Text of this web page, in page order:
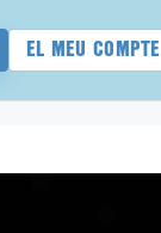
EL MEU COMPTE